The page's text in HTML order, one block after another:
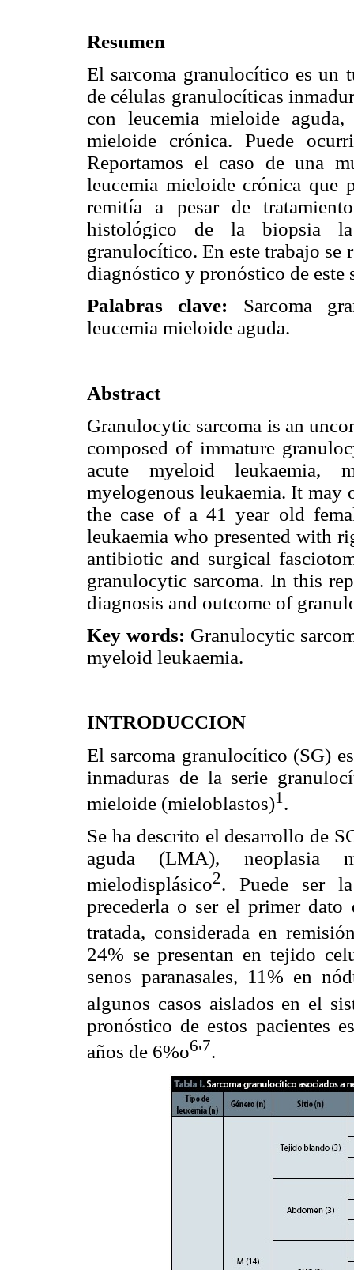
Resumen
El sarcoma granulocítico es un
de células granulocíticas
con leucemia mieloide
mieloide crónica. Puede
Reportamos el caso de una
leucemia mieloide crónica que
remitía a pesar de
histológico de la biopsia
granulocítico. En este trabajo se
diagnóstico y pronóstico de este
Palabras clave: Sarcoma
leucemia mieloide aguda.
Abstract
Granulocytic sarcoma is an
composed of immature
acute myeloid leukaemia,
myelogenous leukaemia. It may
the case of a 41 year old
leukaemia who presented with
antibiotic and surgical
granulocytic sarcoma. In this
diagnosis and outcome of
Key words: Granulocytic
myeloid leukaemia.
INTRODUCCION
El sarcoma granulocítico (SG)
inmaduras de la serie
mieloide (mieloblastos)1 .
Se ha descrito el desarrollo de
aguda (LMA), neoplasia
mielodisplásico2. Puede ser
precederla o ser el primer
tratada, considerada en
24% se presentan en tejido
senos paranasales, 11% en
algunos casos aislados en el
pronóstico de estos pacientes
años de 6%o6'7.